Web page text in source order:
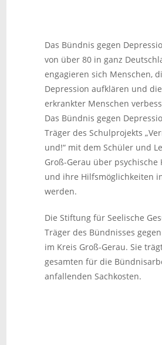
Das Bündnis gegen
von über 80 in ganz
engagieren sich Menschen,
Depression aufklären und
erkrankter Menschen
Das Bündnis gegen
Träger des Schulprojekts
und!“ mit dem Schüler und
Groß-Gerau über psychische
und ihre Hilfsmöglichkeiten
werden.
Die Stiftung für Seelische
Träger des Bündnisses
im Kreis Groß-Gerau. Sie
gesamten für die
anfallenden Sachkosten.